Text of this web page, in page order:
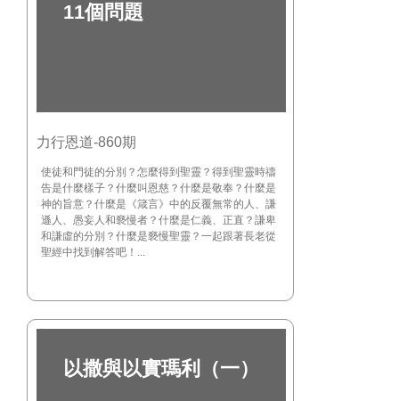
11個問題
力行恩道-860期
使徒和門徒的分別？怎麼得到聖靈？得到聖靈時禱
告是什麼樣子？什麼叫恩慈？什麼是敬奉？什麼是
神的旨意？什麼是《箴言》中的反覆無常的人、謙
遜人、愚妄人和褻慢者？什麼是仁義、正直？謙卑
和謙虛的分別？什麼是褻慢聖靈？一起跟著長老從
聖經中找到解答吧！...
以撒與以實瑪利（一）